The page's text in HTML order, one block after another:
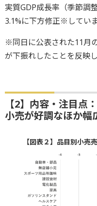
実質GDP成長率（季節調
3.1%に下方修正※していま
※同日に公表された11月
が下振れしたことを反映し
【2】内容・注目点
小売が好調なほか幅
【図表２】品目別小売